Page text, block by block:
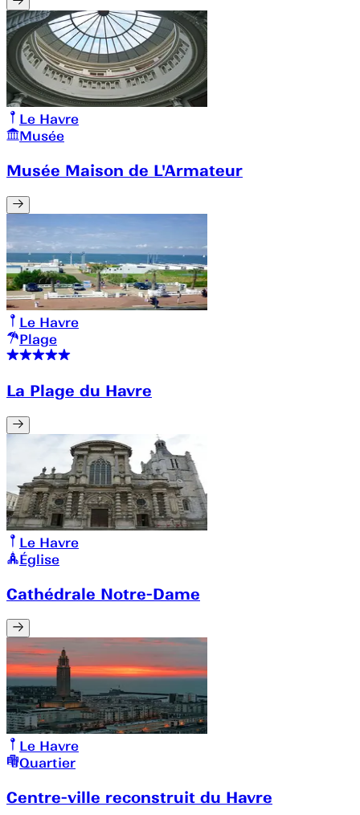
Le Havre
Musée
Musée Maison de L'Armateur
Le Havre
Plage
La Plage du Havre
Le Havre
Église
Cathédrale Notre-Dame
Le Havre
Quartier
Centre-ville reconstruit du Havre